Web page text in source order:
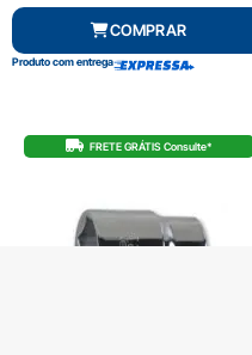
COMPRAR
Produto com entrega
FRETE GRÁTIS Consulte*